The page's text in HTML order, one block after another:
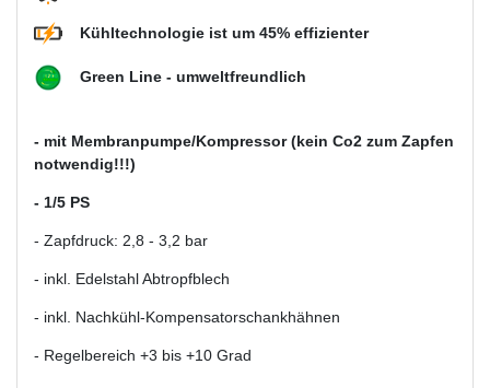
Kühltechnologie ist um 45% effizienter
Green Line - umweltfreundlich
- mit Membranpumpe/Kompressor (kein Co2 zum Zapfen
notwendig!!!)
- 1/5 PS
- Zapfdruck: 2,8 - 3,2 bar
- inkl. Edelstahl Abtropfblech
- inkl. Nachkühl-Kompensatorschankhähnen
- Regelbereich +3 bis +10 Grad